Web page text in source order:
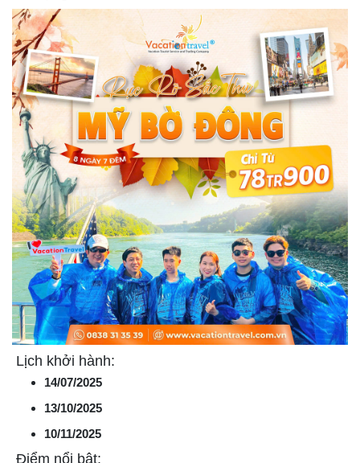
Lịch khởi hành:
14/07/2025
13/10/2025
10/11/2025
Điểm nổi bật: